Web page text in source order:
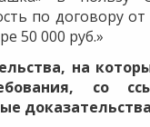
по договору
50 000 руб.»
на
со
доказательства